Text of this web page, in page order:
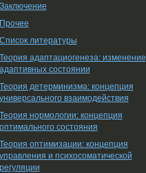
Заключение
Прочее
Список литературы
Теория адаптациогенеза: изменение
адаптивных состоянии
Теория детерминизма: концепция
универсального взаимодействия
Теория нормологии: концепция
оптимального состояния
Теория оптимизации: концепция
управления и психосоматической
регуляции